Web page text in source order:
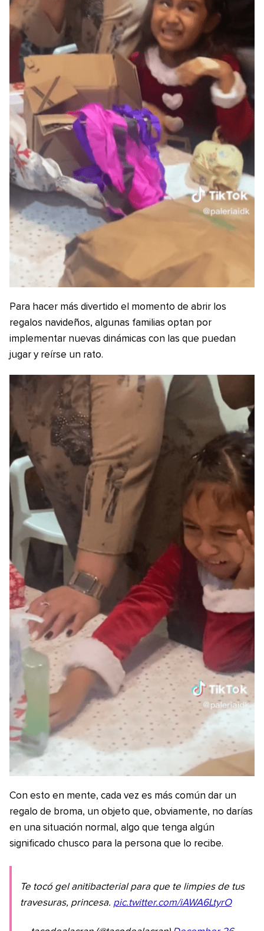
Para hacer más divertido el momento de abrir los
regalos navideños, algunas familias optan por
implementar nuevas dinámicas con las que puedan
jugar y reírse un rato.
Con esto en mente, cada vez es más común dar un
regalo de broma, un objeto que, obviamente, no darías
en una situación normal, algo que tenga algún
significado chusco para la persona que lo recibe.
Te tocó gel anitibacterial para que te limpies de tus
travesuras, princesa. pic.twitter.com/iAWA6LtyrO